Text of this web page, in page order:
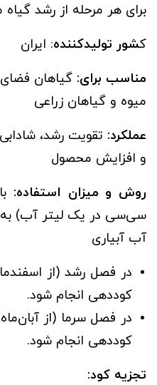
برای هر مرحله از رشد
کشور تولیدکننده: ایران
مناسب برای: گیاهان فضای
میوه و گیاهان زراعی
عملکرد: تقویت رشد،
و افزایش محصول
روش و میزان استفاده:
سی‌سی در یک لیتر آب) به
آب آبیاری
کوددهی انجام شود.
کوددهی انجام شود.
تجزیه کود: